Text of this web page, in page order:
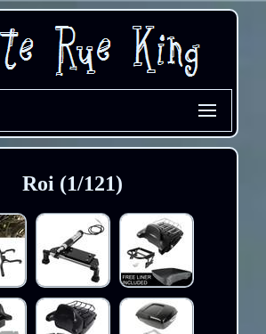
Roi (1/121)